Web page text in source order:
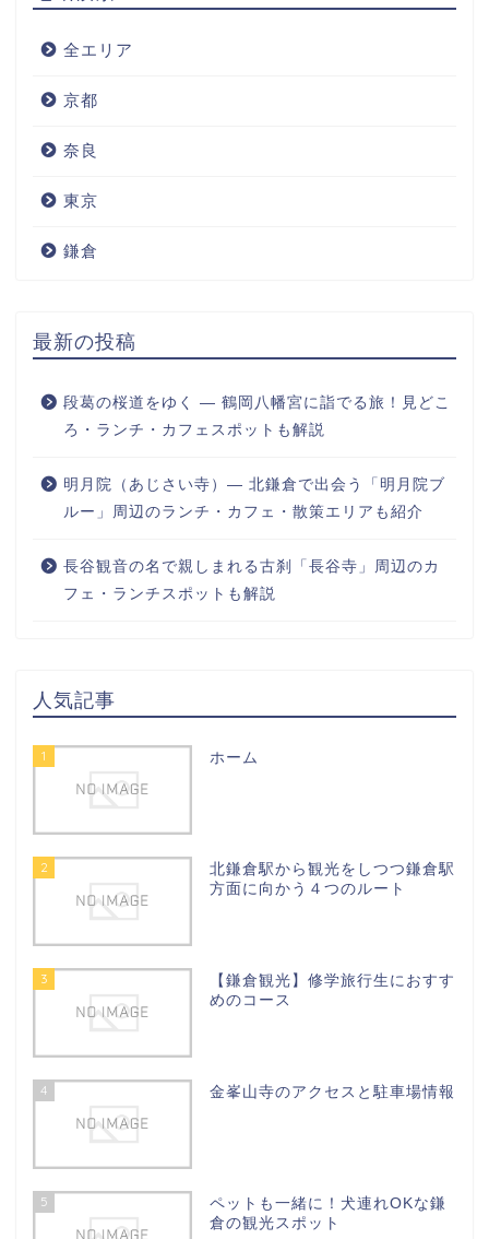
全エリア
京都
奈良
東京
鎌倉
最新の投稿
段葛の桜道をゆく ― 鶴岡八幡宮に詣でる旅！見どこ
ろ・ランチ・カフェスポットも解説
明月院（あじさい寺）― 北鎌倉で出会う「明月院ブ
ルー」周辺のランチ・カフェ・散策エリアも紹介
長谷観音の名で親しまれる古刹「長谷寺」周辺のカ
フェ・ランチスポットも解説
人気記事
1 ホーム
2
北鎌倉駅から観光をしつつ鎌倉駅
方面に向かう４つのルート
3
【鎌倉観光】修学旅行生におすす
めのコース
4 金峯山寺のアクセスと駐車場情報
5
ペットも一緒に！犬連れOKな鎌
倉の観光スポット